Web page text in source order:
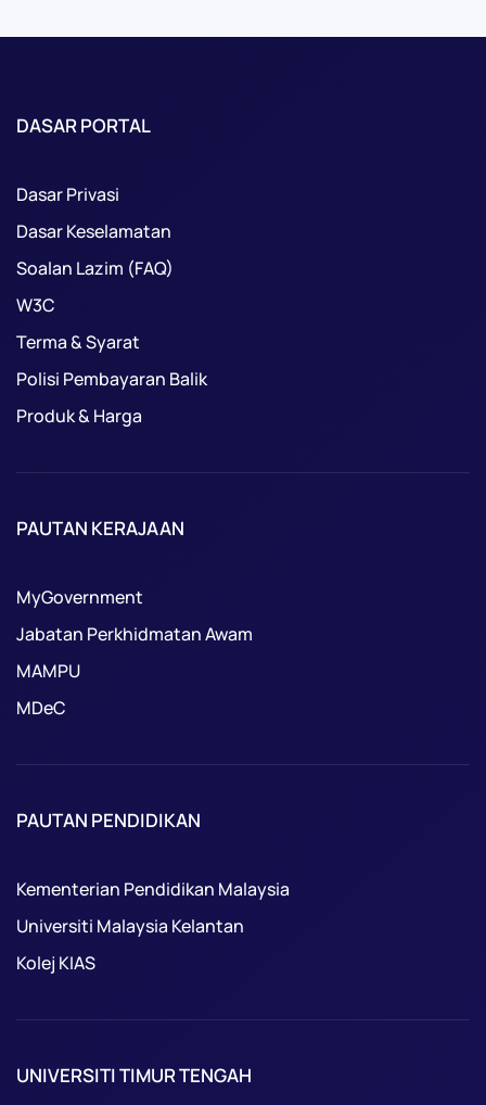
DASAR PORTAL
Dasar Privasi
Dasar Keselamatan
Soalan Lazim (FAQ)
W3C
Terma & Syarat
Polisi Pembayaran Balik
Produk & Harga
PAUTAN KERAJAAN
MyGovernment
Jabatan Perkhidmatan Awam
MAMPU
MDeC
PAUTAN PENDIDIKAN
Kementerian Pendidikan Malaysia
Universiti Malaysia Kelantan
Kolej KIAS
UNIVERSITI TIMUR TENGAH